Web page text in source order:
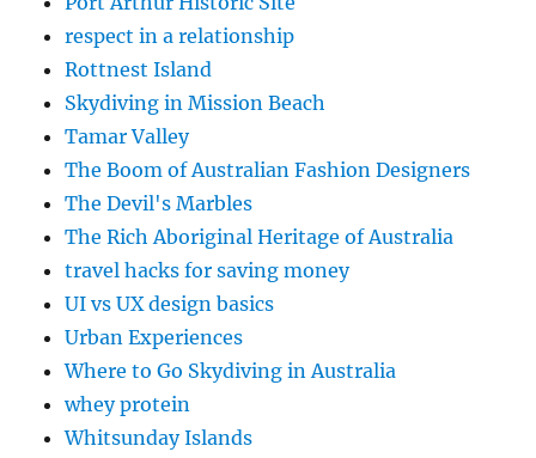
respect in a relationship
Rottnest Island
Skydiving in Mission Beach
Tamar Valley
The Boom of Australian Fashion Designers
The Devil's Marbles
The Rich Aboriginal Heritage of Australia
travel hacks for saving money
UI vs UX design basics
Urban Experiences
Where to Go Skydiving in Australia
whey protein
Whitsunday Islands